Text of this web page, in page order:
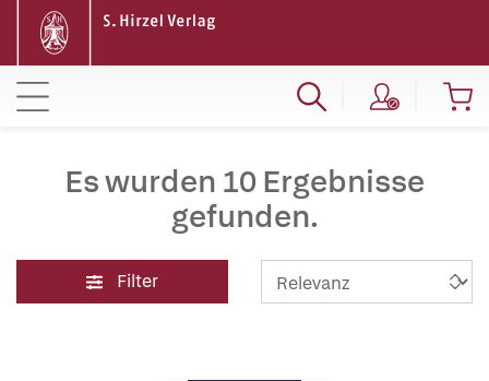
Es wurden 10 Ergebnisse
gefunden.
Filter